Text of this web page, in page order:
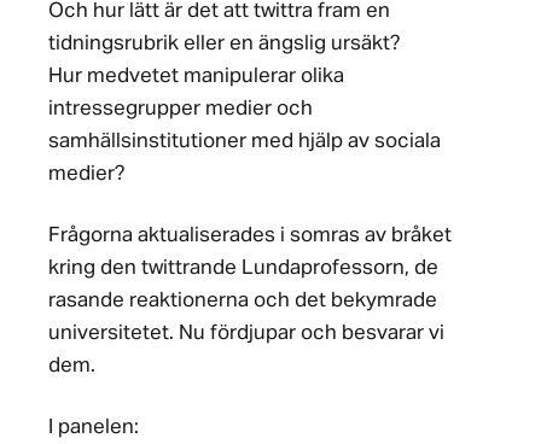
Och hur lätt är det att twittra fram en
tidningsrubrik eller en ängslig ursäkt?
Hur medvetet manipulerar olika
intressegrupper medier och
samhällsinstitutioner med hjälp av sociala
medier?
Frågorna aktualiserades i somras av bråket
kring den twittrande Lundaprofessorn, de
rasande reaktionerna och det bekymrade
universitetet. Nu fördjupar och besvarar vi
dem.
I panelen: